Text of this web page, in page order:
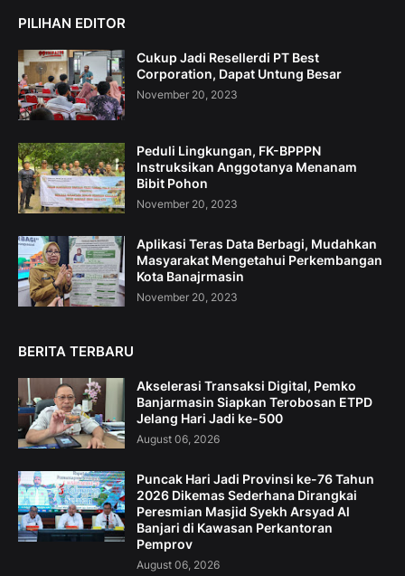
PILIHAN EDITOR
Cukup Jadi Resellerdi PT Best
Corporation, Dapat Untung Besar
November 20, 2023
Peduli Lingkungan, FK-BPPPN
Instruksikan Anggotanya Menanam
Bibit Pohon
November 20, 2023
Aplikasi Teras Data Berbagi, Mudahkan
Masyarakat Mengetahui Perkembangan
Kota Banajrmasin
November 20, 2023
BERITA TERBARU
Akselerasi Transaksi Digital, Pemko
Banjarmasin Siapkan Terobosan ETPD
Jelang Hari Jadi ke-500
August 06, 2026
Puncak Hari Jadi Provinsi ke-76 Tahun
2026 Dikemas Sederhana Dirangkai
Peresmian Masjid Syekh Arsyad Al
Banjari di Kawasan Perkantoran
Pemprov
August 06, 2026